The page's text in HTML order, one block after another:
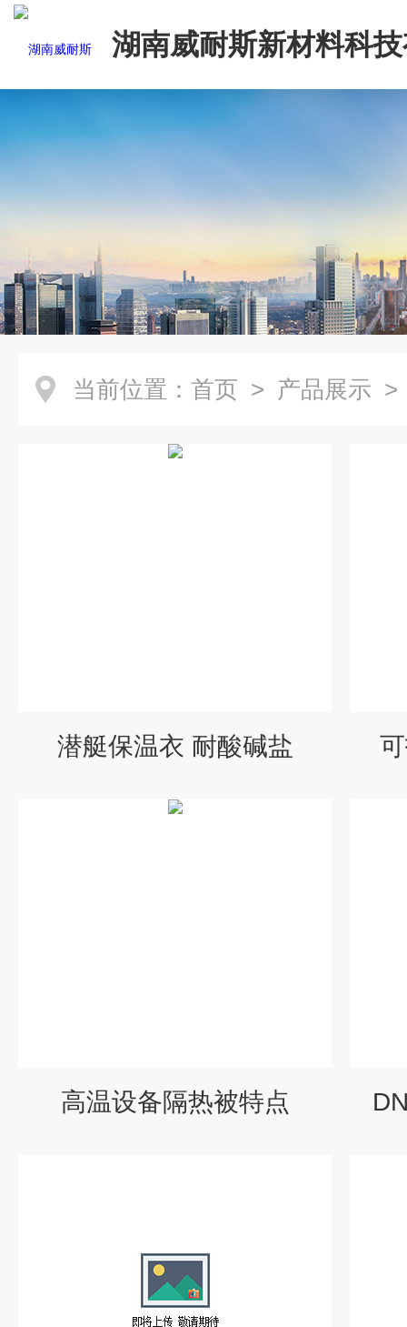
湖南威耐斯新材料科
司
当前位置： 首页 > 产品展示
潜艇保温衣 耐酸碱盐
高温设备隔热被特点